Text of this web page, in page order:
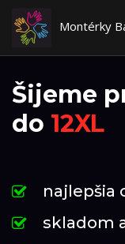
Montérky
Šijeme
do 12XL
najlepšia
skladom